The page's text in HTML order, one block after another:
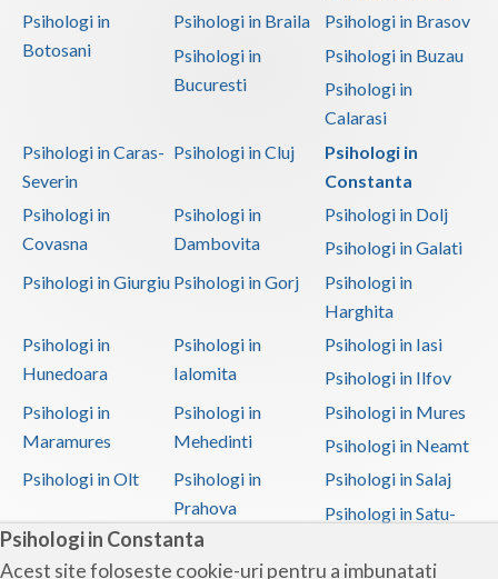
Psihologi in Constanta
Acest site foloseste cookie-uri pentru a imbunatati
Psihologi in
Botosani
Psihologi in Braila
Psihologi in Brasov
Psihologi in
Bucuresti
Psihologi in Buzau
Psihologi in
Calarasi
Psihologi in Caras-
Severin
Psihologi in Cluj
Psihologi in
Constanta
Psihologi in
Covasna
Psihologi in
Dambovita
Psihologi in Dolj
Psihologi in Galati
Psihologi in Giurgiu Psihologi in Gorj
Psihologi in
Harghita
Psihologi in
Hunedoara
Psihologi in
Ialomita
Psihologi in Iasi
Psihologi in Ilfov
Psihologi in
Maramures
Psihologi in
Mehedinti
Psihologi in Mures
Psihologi in Neamt
Psihologi in Olt
Psihologi in
Prahova
Psihologi in Salaj
Psihologi in Satu-